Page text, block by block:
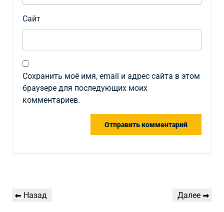
Сайт
Сохранить моё имя, email и адрес сайта в этом
браузере для последующих моих
комментариев.
по
Предыдущая
Назад
Следующая
Далее